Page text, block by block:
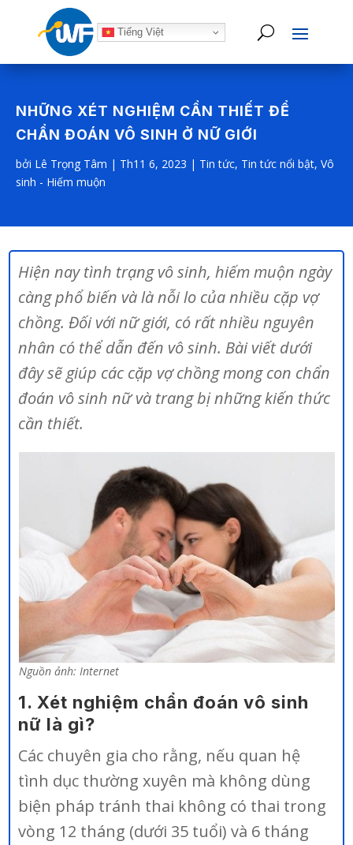
Tiếng Việt
NHỮNG XÉT NGHIỆM CẦN THIẾT ĐỂ
CHẨN ĐOÁN VÔ SINH Ở NỮ GIỚI
bởi Lê Trọng Tâm | Th11 6, 2023 | Tin tức, Tin tức nổi bật, Vô
sinh - Hiếm muộn
Hiện nay tình trạng vô sinh, hiếm muộn ngày
càng phổ biến và là nỗi lo của nhiều cặp vợ
chồng. Đối với nữ giới, có rất nhiều nguyên
nhân có thể dẫn đến vô sinh. Bài viết dưới
đây sẽ giúp các cặp vợ chồng mong con chẩn
đoán vô sinh nữ và trang bị những kiến thức
cần thiết.
Nguồn ảnh: Internet
1. Xét nghiệm chẩn đoán vô sinh
nữ là gì?
Các chuyên gia cho rằng, nếu quan hệ
tình dục thường xuyên mà không dùng
biện pháp tránh thai không có thai trong
vòng 12 tháng (dưới 35 tuổi) và 6 tháng